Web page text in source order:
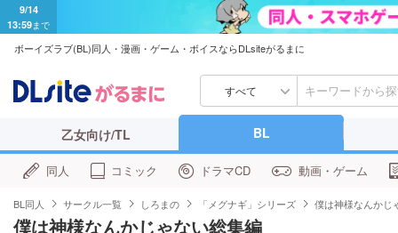
9/14
13:59まで
ボーイズラブ(BL)同人・漫画・ゲーム・ボイスならDLsiteがるまに
すべて
乙女向け/TL BL
同人 コミック ドラマCD 動画・ゲーム
BL同人 サークル一覧 しろまの 「メグナギ」シリーズ 僕は神様なんかじ
僕は神様なんかじゃない総集編